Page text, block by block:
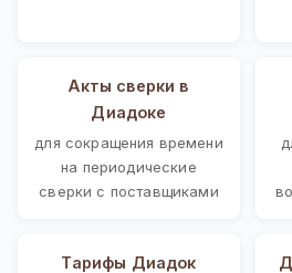
Акты сверки в
Диадоке
для сокращения времени
на периодические
сверки с поставщиками
Тарифы Диадок